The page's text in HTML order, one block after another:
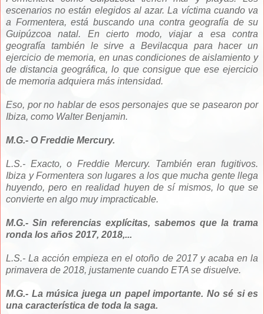
escenarios no están elegidos al azar. La víctima cuando va
a Formentera, está buscando una contra geografía de su
Guipúzcoa natal. En cierto modo, viajar a esa contra
geografía también le sirve a Bevilacqua para hacer un
ejercicio de memoria, en unas condiciones de aislamiento y
de distancia geográfica, lo que consigue que ese ejercicio
de memoria adquiera más intensidad.
Eso, por no hablar de esos personajes que se pasearon por
Ibiza, como Walter Benjamin.
M.G.- O Freddie Mercury.
L.S.- Exacto, o Freddie Mercury. También eran fugitivos.
Ibiza y Formentera son lugares a los que mucha gente llega
huyendo, pero en realidad huyen de sí mismos, lo que se
convierte en algo muy impracticable.
M.G.- Sin referencias explícitas, sabemos que la trama
ronda los años 2017, 2018,...
L.S.- La acción empieza en el otoño de 2017 y acaba en la
primavera de 2018, justamente cuando ETA se disuelve.
M.G.- La música juega un papel importante. No sé si es
una característica de toda la saga.